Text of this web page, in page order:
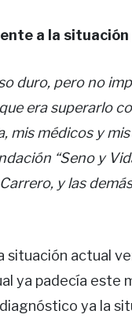
a la situación
duro, pero no
era superarlo
mis médicos y
“Seno y
y las
situación actual
ya padecía este
ya la